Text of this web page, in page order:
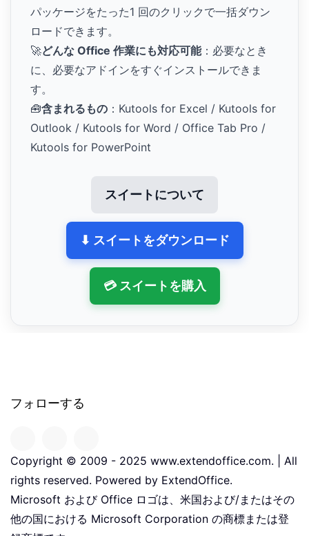
パッケージをたった1 回のクリックで一括ダウン
ロードできます。
🚀どんな Office 作業にも対応可能：必要なとき
に、必要なアドインをすぐインストールできま
す。
🧰含まれるもの ：Kutools for Excel / Kutools for
Outlook / Kutools for Word / Office Tab Pro /
Kutools for PowerPoint
スイートについて
⬇ スイートをダウンロード
💳 スイートを購入
フォローする
Copyright © 2009 - 2025 www.extendoffice.com. | All
rights reserved. Powered by ExtendOffice.
Microsoft および Office ロゴは、米国および/またはその
他の国における Microsoft Corporation の商標または登